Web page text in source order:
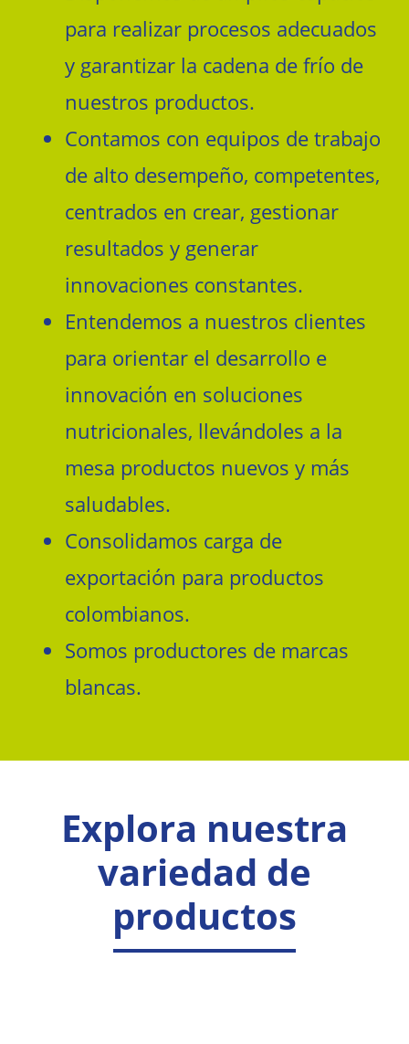
para realizar procesos adecuados
y garantizar la cadena de frío de
nuestros productos.
Contamos con equipos de trabajo
de alto desempeño, competentes,
centrados en crear, gestionar
resultados y generar
innovaciones constantes.
Entendemos a nuestros clientes
para orientar el desarrollo e
innovación en soluciones
nutricionales, llevándoles a la
mesa productos nuevos y más
saludables.
Consolidamos carga de
exportación para productos
colombianos.
Somos productores de marcas
blancas.
Explora nuestra
variedad de
productos